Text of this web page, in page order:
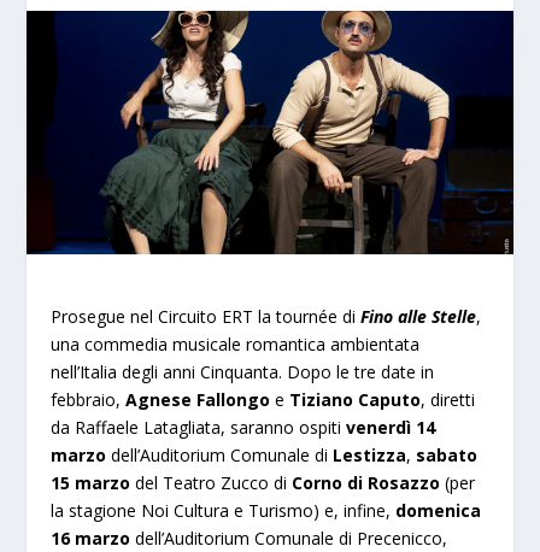
Prosegue nel Circuito ERT la tournée diFino alle Stelle,
una commedia musicale romantica ambientata
nell’Italia degli anni Cinquanta. Dopo le tre date in
febbraio, Agnese Fallongo e Tiziano Caputo, diretti
da Raffaele Latagliata, saranno ospitivenerdì 14
marzo dell’Auditorium Comunale di Lestizza, sabato
15 marzo del Teatro Zucco di Corno di Rosazzo (per
la stagione Noi Cultura e Turismo) e, infine, domenica
16 marzo dell’Auditorium Comunale di Precenicco,